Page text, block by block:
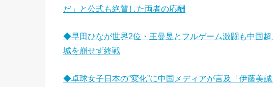
だ」と公式も絶賛した両者の応酬
◆早田ひなが世界2位・王曼昱とフルゲーム激闘も中国
城を崩せず終戦
◆卓球女子日本の“変化”に中国メディアが言及「伊藤